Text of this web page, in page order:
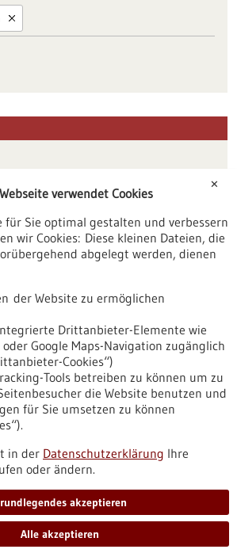
✕
verwendet Cookies
für Sie optimal gestalten und verbessern
wir Cookies: Diese kleinen Dateien, die
abgelegt werden, dienen
der Website zu ermöglichen
Drittanbieter-Elemente wie
Google Maps-Navigation zugänglich
Cookies“)
Tools betreiben zu können um zu
die Website benutzen und
für Sie umsetzen zu können
in der Datenschutzerklärung Ihre
oder ändern.
akzeptieren
Alle akzeptieren